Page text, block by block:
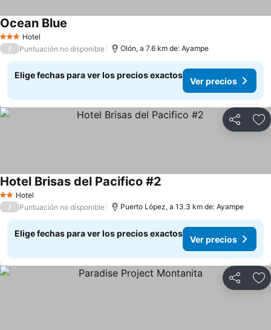
3 Estrellas
Hotel
Ocean Blue
/ Puntuación no disponible Olón, a 7.6 km de: Ayampe
Elige fechas para ver los precios exactos
Ver precios
Compartir
2 Estrellas
Hotel
Hotel Brisas del Pacifico #2
/ Puntuación no disponible Puerto López, a 13.3 km de: Ayampe
Elige fechas para ver los precios exactos
Ver precios
Compartir